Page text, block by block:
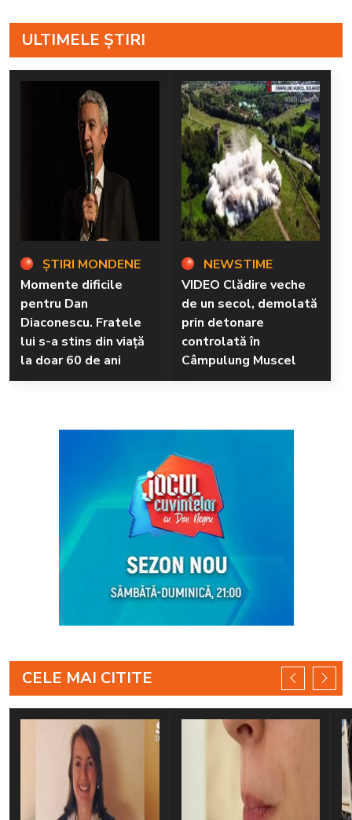
ULTIMELE ȘTIRI
ȘTIRI MONDENE
Momente dificile
pentru Dan
Diaconescu. Fratele
lui s-a stins din viață
la doar 60 de ani
NEWSTIME
VIDEO Clădire veche
de un secol, demolată
prin detonare
controlată în
Câmpulung Muscel
CELE MAI CITITE